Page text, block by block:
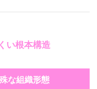
い根本構造
な組織形態